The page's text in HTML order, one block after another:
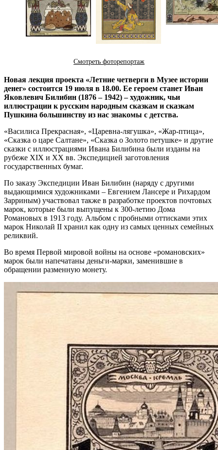
Смотреть фоторепортаж
Новая лекция проекта «Летние четверги в Музее истории
денег» состоится 19 июля в 18.00. Ее героем станет Иван
Яковлевич Билибин (1876 – 1942) – художник, чьи
иллюстрации к русским народным сказкам и сказкам
Пушкина большинству из нас знакомы с детства.
«Василиса Прекрасная», «Царевна-лягушка», «Жар-птица»,
«Сказка о царе Салтане», «Сказка о Золото петушке» и другие
сказки с иллюстрациями Ивана Билибина были изданы на
рубеже XIX и XX вв. Экспедицией заготовления
государственных бумаг.
По заказу Экспедиции Иван Билибин (наряду с другими
выдающимися художниками – Евгением Лансере и Рихардом
Зарриным) участвовал также в разработке проектов почтовых
марок, которые были выпущены к 300-летию Дома
Романовых в 1913 году. Альбом с пробными оттисками этих
марок Николай II хранил как одну из самых ценных семейных
реликвий.
Во время Первой мировой войны на основе «романовских»
марок были напечатаны деньги-марки, заменившие в
обращении разменную монету.